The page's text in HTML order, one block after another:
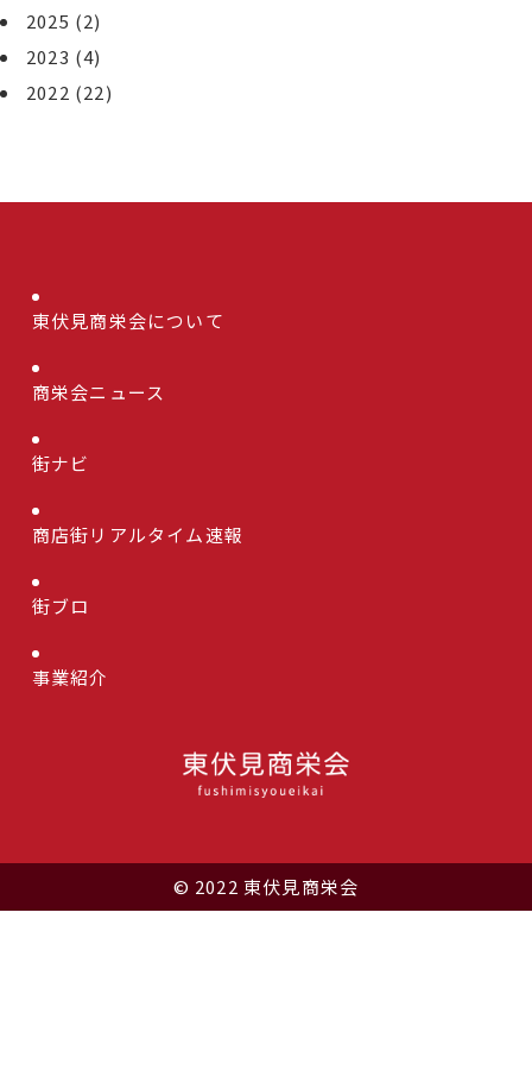
2025 (2)
2023 (4)
2022 (22)
東伏見商栄会について
商栄会ニュース
街ナビ
商店街リアルタイム速報
街ブロ
事業紹介
© 2022 東伏見商栄会